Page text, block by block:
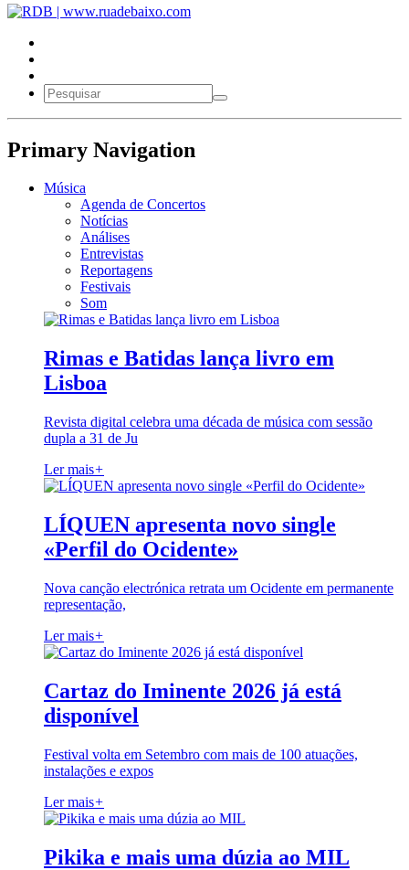
Primary Navigation
Música
Agenda de Concertos
Notícias
Análises
Entrevistas
Reportagens
Festivais
Som
Rimas e Batidas lança livro em
Lisboa
Revista digital celebra uma década de música com sessão
dupla a 31 de Ju
Ler mais+
LÍQUEN apresenta novo single
«Perfil do Ocidente»
Nova canção electrónica retrata um Ocidente em permanente
representação,
Ler mais+
Cartaz do Iminente 2026 já está
disponível
Festival volta em Setembro com mais de 100 atuações,
instalações e expos
Ler mais+
Pikika e mais uma dúzia ao MIL